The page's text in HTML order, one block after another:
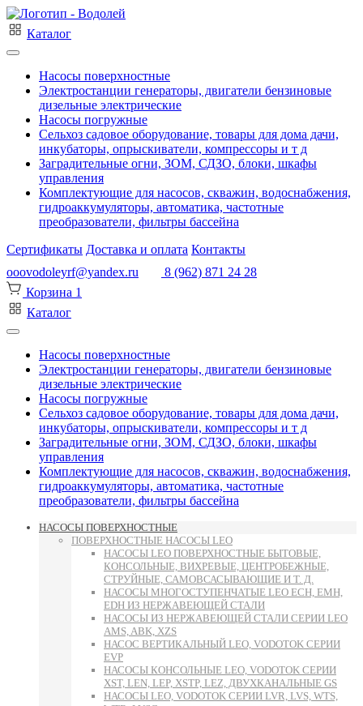
Каталог
Насосы поверхностные
Электростанции генераторы, двигатели бензиновые
дизельные электрические
Насосы погружные
Сельхоз садовое оборудование, товары для дома дачи,
инкубаторы, опрыскиватели, компрессоры и т д
Заградительные огни, ЗОМ, СДЗО, блоки, шкафы
управления
Комплектующие для насосов, скважин, водоснабжения,
гидроаккумуляторы, автоматика, частотные
преобразователи, фильтры бассейна
Сертификаты Доставка и оплата Контакты
ooovodoleyrf@yandex.ru
8 (962) 871 24 28
Корзина 1
Каталог
Насосы поверхностные
Электростанции генераторы, двигатели бензиновые
дизельные электрические
Насосы погружные
Сельхоз садовое оборудование, товары для дома дачи,
инкубаторы, опрыскиватели, компрессоры и т д
Заградительные огни, ЗОМ, СДЗО, блоки, шкафы
управления
Комплектующие для насосов, скважин, водоснабжения,
гидроаккумуляторы, автоматика, частотные
преобразователи, фильтры бассейна
НАСОСЫ ПОВЕРХНОСТНЫЕ
ПОВЕРХНОСТНЫЕ НАСОСЫ LEO
НАСОСЫ LEO ПОВЕРХНОСТНЫЕ БЫТОВЫЕ,
КОНСОЛЬНЫЕ, ВИХРЕВЫЕ, ЦЕНТРОБЕЖНЫЕ,
СТРУЙНЫЕ, САМОВСАСЫВАЮЩИЕ И Т. Д.
НАСОСЫ МНОГОСТУПЕНЧАТЫЕ LEO ECH, EMH,
EDH ИЗ НЕРЖАВЕЮЩЕЙ СТАЛИ
НАСОСЫ ИЗ НЕРЖАВЕЮЩЕЙ СТАЛИ СЕРИИ LEO
AMS, ABK, XZS
НАСОС ВЕРТИКАЛЬНЫЙ LEO, VODOTOK СЕРИИ
EVP
НАСОСЫ КОНСОЛЬНЫЕ LEO, VODOTOK СЕРИИ
XST, LEN, LEP, XSTP, LEZ, ДВУХКАНАЛЬНЫЕ GS
НАСОСЫ LEO, VODOTOK СЕРИИ LVR, LVS, WTS,